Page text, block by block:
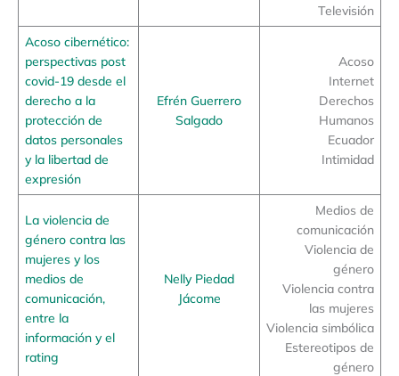
Televisión
Acoso cibernético:
perspectivas post
covid-19 desde el
derecho a la
protección de
datos personales
y la libertad de
expresión
Efrén Guerrero
Salgado
Acoso
Internet
Derechos
Humanos
Ecuador
Intimidad
La violencia de
género contra las
mujeres y los
medios de
comunicación,
entre la
información y el
rating
Nelly Piedad
Jácome
Medios de
comunicación
Violencia de
género
Violencia contra
las mujeres
Violencia simbólica
Estereotipos de
género